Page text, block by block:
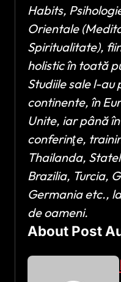
Habits,
Orientale
Spiritualitate),
holistic în toată
Studiile sale l-au
continente, în
Unite, iar până
conferinţe,
Thailanda,
Brazilia, Turcia,
Germania etc.,
de oameni.
About Post